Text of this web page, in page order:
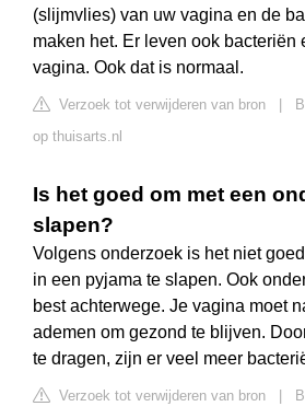
(slijmvlies) van uw vagina en de
maken het. Er leven ook bacteriën
vagina. Ook dat is normaal.
Verzoek tot verwijderen van bron
op thuisarts.nl
Is het goed om met een
slapen?
Volgens onderzoek is het niet
in een pyjama te slapen. Ook
best achterwege. Je vagina moet
ademen om gezond te blijven.
te dragen, zijn er veel meer
Verzoek tot verwijderen van bron